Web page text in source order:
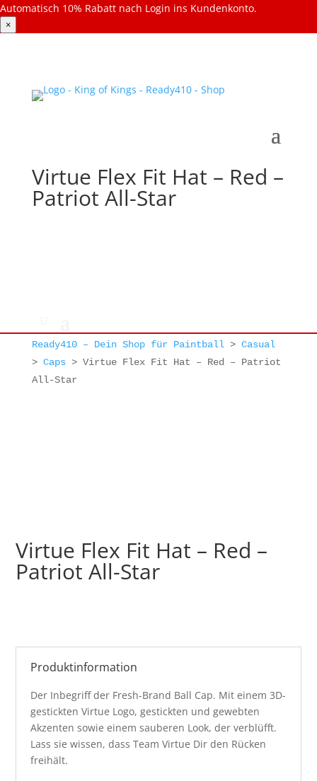
Automatisch 10% Rabatt nach Login ins Kundenkonto.
×
Virtue Flex Fit Hat – Red –
Patriot All-Star
Ready410 – Dein Shop für Paintball> Casual
> Caps> Virtue Flex Fit Hat – Red – Patriot
All-Star
Virtue Flex Fit Hat – Red –
Patriot All-Star
Produktinformation
Der Inbegriff der Fresh-Brand Ball Cap. Mit einem 3D-
gestickten Virtue Logo, gestickten und gewebten
Akzenten sowie einem sauberen Look, der verblüfft.
Lass sie wissen, dass Team Virtue Dir den Rücken
freihält.